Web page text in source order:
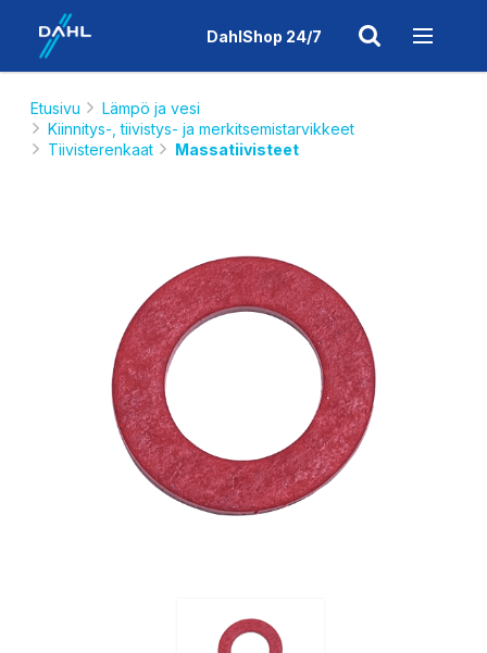
DahlShop 24/7
Etusivu
Lämpö ja vesi
Kiinnitys-, tiivistys- ja merkitsemistarvikkeet
Tiivisterenkaat
Massatiivisteet